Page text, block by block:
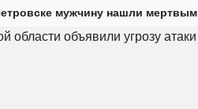
мужчину нашли мертвым